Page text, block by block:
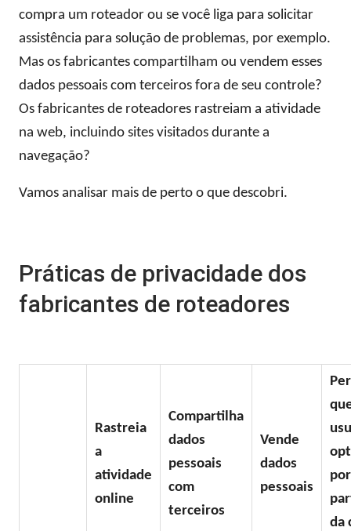
compra um roteador ou se você liga para solicitar
assistência para solução de problemas, por exemplo.
Mas os fabricantes compartilham ou vendem esses
dados pessoais com terceiros fora de seu controle?
Os fabricantes de roteadores rastreiam a atividade
na web, incluindo sites visitados durante a
navegação?
Vamos analisar mais de perto o que descobri.
Práticas de privacidade dos
fabricantes de roteadores
Rastreia
a
atividade
online
Compartilha
dados
pessoais
com
terceiros
Vende
dados
pessoais
da